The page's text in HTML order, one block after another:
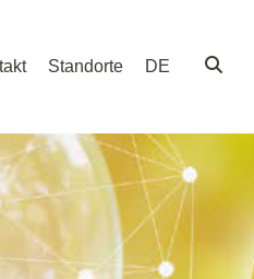
Standorte DE